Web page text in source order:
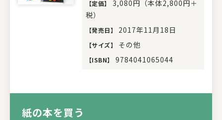
【定価】
3,080円（本体2,800円＋
税）
【発売日】 2017年11月18日
【サイズ】 その他
【ISBN】 9784041065044
紙の本を買う